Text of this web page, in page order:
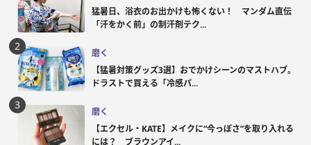
猛暑日、浴衣のお出かけも怖くない！ マンダム直伝
「汗をかく前」の制汗剤テク...
磨く
【猛暑対策グッズ3選】おでかけシーンのマストハブ。
ドラストで買える「冷感パ...
磨く
【エクセル・KATE】メイクに“今っぽさ”を取り入れる
には？ ブラウンアイ...